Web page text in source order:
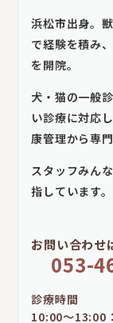
浜松市出身。
で経験を積み
を開院。
犬・猫の一般
い診療に対応
康管理から専
スタッフみん
指しています。
お問い合わせ
053-
診療時間
10:00～13:00